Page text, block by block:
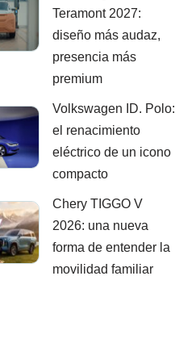
Teramont 2027:
diseño más audaz,
presencia más
premium
Volkswagen ID. Polo:
el renacimiento
eléctrico de un icono
compacto
Chery TIGGO V
2026: una nueva
forma de entender la
movilidad familiar